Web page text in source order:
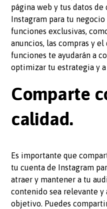
página web y tus datos de
Instagram para tu
funciones exclusivas,
anuncios, las compras y
funciones te ayudarán a
optimizar tu estrategia y
Comparte
calidad.
Es importante que
tu cuenta de Instagram
atraer y mantener a tu
contenido sea relevante
objetivo. Puedes